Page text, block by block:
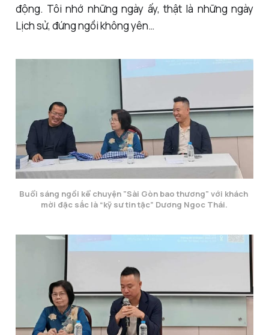
động. Tôi nhớ những ngày ấy, thật là những ngày
Lịch sử, đứng ngồi không yên…
Buổi sáng ngồi kể chuyện "Sài Gòn bao thương" với khách
mời đặc sắc là “kỹ sư tin tặc” Dương Ngoc Thái.